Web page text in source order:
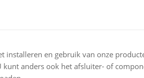
en gebruik van onze
anders ook het afsluiter- of